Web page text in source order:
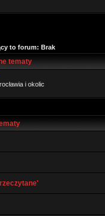
to forum: Brak
tematy
i okolic